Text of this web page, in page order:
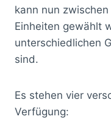
kann nun
Einheiten gewählt
unterschiedlichen
sind.
Es stehen vier
Verfügung: